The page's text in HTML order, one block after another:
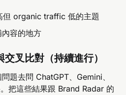
但 organic traffic 低的主題
容的地方
叉比對（持續進行）
題去問 ChatGPT、Gemini、
把這些結果跟 Brand Radar 的